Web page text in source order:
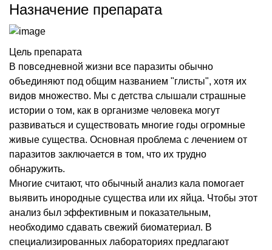
Назначение препарата
Цель препарата
В повседневной жизни все паразиты обычно
объединяют под общим названием "глисты", хотя их
видов множество. Мы с детства слышали страшные
истории о том, как в организме человека могут
развиваться и существовать многие годы огромные
живые существа. Основная проблема с лечением от
паразитов заключается в том, что их трудно
обнаружить.
Многие считают, что обычный анализ кала помогает
выявить инородные существа или их яйца. Чтобы этот
анализ был эффективным и показательным,
необходимо сдавать свежий биоматериал. В
специализированных лабораториях предлагают